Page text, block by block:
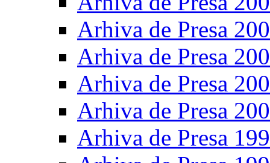
Arhiva de Presa
Arhiva de Presa
Arhiva de Presa
Arhiva de Presa
Arhiva de Presa